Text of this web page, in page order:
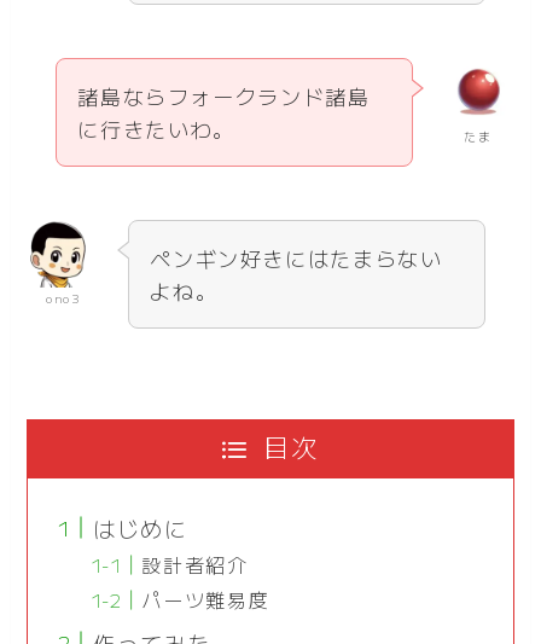
たま
諸島ならフォークランド諸島
に行きたいわ。
ono3
ペンギン好きにはたまらない
よね。
目次
はじめに
設計者紹介
パーツ難易度